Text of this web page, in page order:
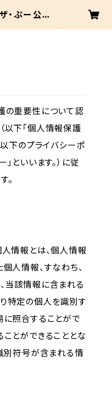
・ぷー公式
の重要性について認
以下「個人情報保護
以下のプライバシーポ
といいます。）に従
。
情報とは、個人情報
人情報、すなわち、
当該情報に含まれる
特定の個人を識別す
に照合することがで
とができることとな
別符号が含まれる情